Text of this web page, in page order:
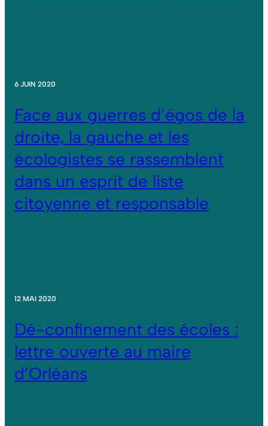
6 JUIN 2020
Face aux guerres d’égos de la
droite, la gauche et les
écologistes se rassemblent
dans un esprit de liste
citoyenne et responsable
12 MAI 2020
Dé-confinement des écoles :
lettre ouverte au maire
d’Orléans